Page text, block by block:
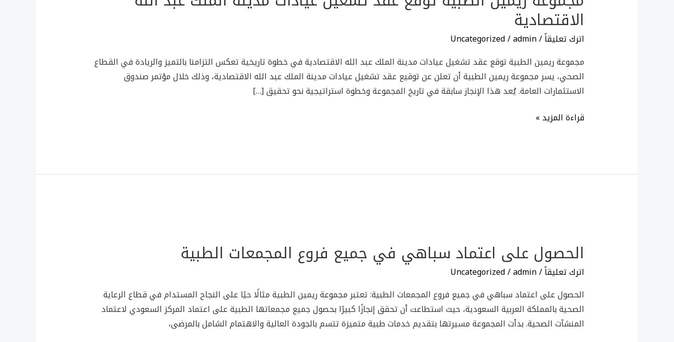
الاقتصادية
اترك تعليقاً/
Uncategorized/admin
مجموعة ريمين الطبية توقع عقد تشغيل عيادات مدينة الملك عبد الله الاقتصادية في خطوة تاريخية تعكس التزامنا بالتميز والريادة في القطاع
الصحي، يسر مجموعة ريمين الطبية أن تعلن عن توقيع عقد تشغيل عيادات مدينة الملك عبد الله الاقتصادية، وذلك خلال مؤتمر صندوق
الاستثمارات العامة. يُعد هذا الإنجاز سابقة في تاريخ المجموعة وخطوة استراتيجية نحو تحقيق […]
توقع
عقد
تشغيل
عيادات
مدينة
الملك
الله
قراءة المزيد »
الحصول على اعتماد سباهي في جميع فروع المجمعات الطبية
اترك تعليقاً/
Uncategorized/admin
الحصول على اعتماد سباهي في جميع فروع المجمعات الطبية: تعتبر مجموعة ريمين الطبية مثالًا حيًا على النجاح المستدام في قطاع الرعاية
الصحية بالمملكة العربية السعودية، حيث استطاعت أن تحقق إنجازًا كبيرًا بحصول جميع مجمعاتها الطبية على اعتماد المركز السعودي لاعتماد
المنشآت الصحية. بدأت المجموعة مسيرتها بتقديم خدمات طبية متميزة تتسم بالجودة العالية والاهتمام الشامل بالمرضى،
اعتماد
سباهي
في
جميع
فروع
المجمعات